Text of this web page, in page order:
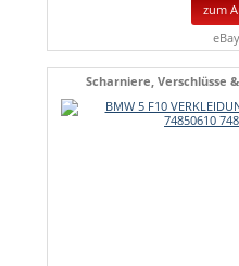
zum
Scharniere, Verschlüsse